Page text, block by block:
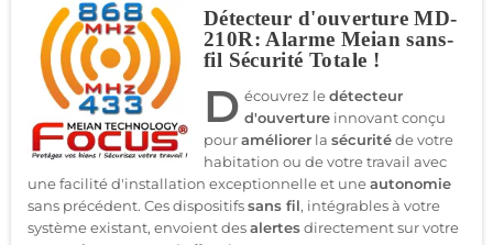
Détecteur d'ouverture MD-
210R: Alarme Meian sans-
fil Sécurité Totale !
D écouvrez ledétecteur
d'ouverture innovant conçu
pouraméliorer la sécuritéde votre
habitation ou de votre travail avec
une facilité d'installation exceptionnelle et uneautonomie
sans précédent. Ces dispositifssans fil, intégrables à votre
système existant, envoient desalertesdirectement sur votre